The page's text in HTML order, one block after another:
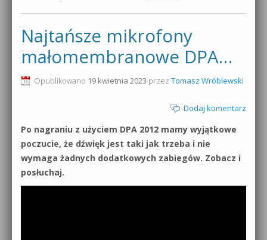
Najtańsze mikrofony
małomembranowe DPA…
Opublikowano 19 kwietnia 2023 przez Tomasz Wróblewski
Dodaj komentarz
Po nagraniu z użyciem DPA 2012 mamy wyjątkowe
poczucie, że dźwięk jest taki jak trzeba i nie
wymaga żadnych dodatkowych zabiegów. Zobacz i
posłuchaj.